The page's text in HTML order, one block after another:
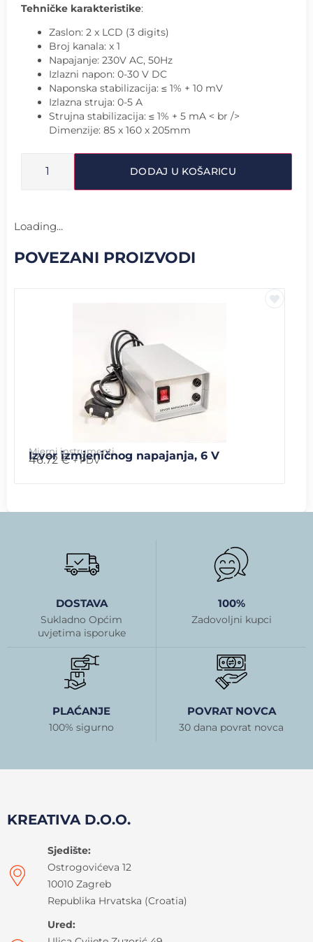
Tehničke karakteristike:
Zaslon: 2 x LCD (3 digits)
Broj kanala: x 1
Napajanje: 230V AC, 50Hz
Izlazni napon: 0-30 V DC
Naponska stabilizacija: ≤ 1% + 10 mV
Izlazna struja: 0-5 A
Strujna stabilizacija: ≤ 1% + 5 mA < br />
Dimenzije: 85 x 160 x 205mm
DODAJ U KOŠARICU
Loading...
POVEZANI PROIZVODI
Mjerni instrumenti
Izvor izmjeničnog napajanja, 6 V
46.72 € + PDV
DOSTAVA
Sukladno Općim
uvjetima isporuke
100%
Zadovoljni kupci
PLAĆANJE
100% sigurno
POVRAT NOVCA
30 dana povrat novca
KREATIVA D.O.O.
Sjedište:
Ostrogovićeva 12
10010 Zagreb
Republika Hrvatska (Croatia)
Ured: